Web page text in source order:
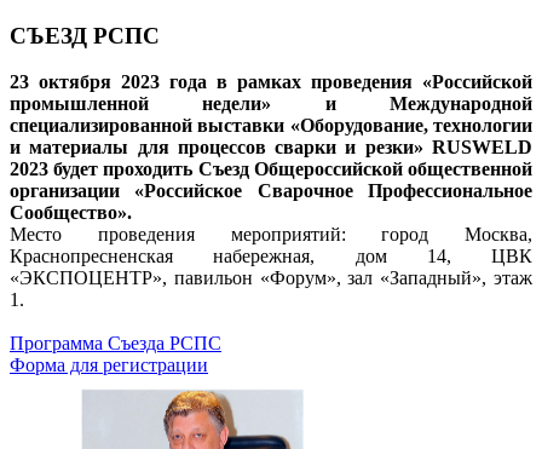
СЪЕЗД РСПС
23 октября 2023 года в рамках проведения «Российской
промышленной недели» и Международной
специализированной выставки «Оборудование, технологии
и материалы для процессов сварки и резки» RUSWELD
2023 будет проходить Съезд Общероссийской общественной
организации «Российское Сварочное Профессиональное
Сообщество».
Место проведения мероприятий: город Москва,
Краснопресненская набережная, дом 14, ЦВК
«ЭКСПОЦЕНТР», павильон «Форум», зал «Западный», этаж
1.
Программа Съезда РСПС
Форма для регистрации